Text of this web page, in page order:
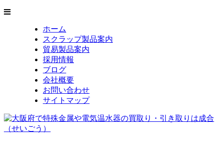
ホーム
スクラップ製品案内
貿易製品案内
採用情報
ブログ
会社概要
お問い合わせ
サイトマップ